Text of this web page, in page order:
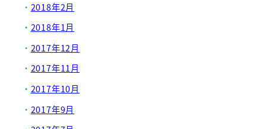
2018年2月
2018年1月
2017年12月
2017年11月
2017年10月
2017年9月